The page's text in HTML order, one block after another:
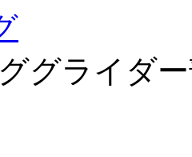
グライダ